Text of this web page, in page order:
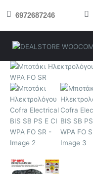
στο 6972687246
Μποτάκι
Ηλεκτρολόγου
Cofra
Electrical
BIS
SB
PS
E
WPA